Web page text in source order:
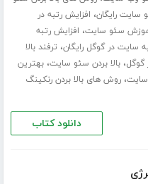
سایت رایگان، افزایش رتبه در
سئو سایت، افزایش رتبه
سایت در گوگل رایگان، ترفند بالا
گوگل،بالا بردن سئو سایت،بهترین
سایت،روش های بالا بردن رنکینگ
دانلود کتاب